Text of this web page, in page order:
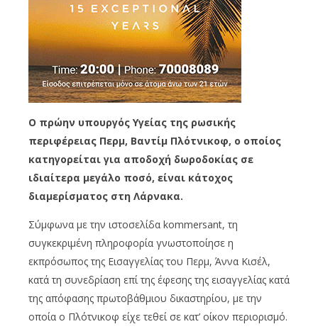
Ο πρώην υπουργός Υγείας της ρωσικής
περιφέρειας Περμ, Βαντίμ Πλότνικοφ, ο οποίος
κατηγορείται για αποδοχή δωροδοκίας σε
ιδιαίτερα μεγάλο ποσό, είναι κάτοχος
διαμερίσματος στη Λάρνακα.
Σύμφωνα με την ιστοσελίδα kommersant, τη
συγκεκριμένη πληροφορία γνωστοποίησε η
εκπρόσωπος της Εισαγγελίας του Περμ, Άννα Κισέλ,
κατά τη συνεδρίαση επί της έφεσης της εισαγγελίας κατά
της απόφασης πρωτοβάθμιου δικαστηρίου, με την
οποία ο Πλότνικοφ είχε τεθεί σε κατ’ οίκον περιορισμό.